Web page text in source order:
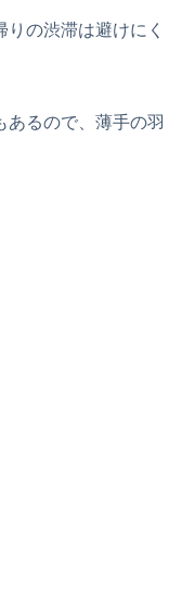
の渋滞は避けにく
あるので、薄手の羽